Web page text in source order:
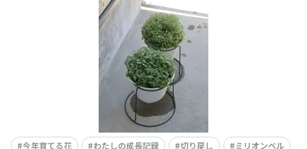
今年育てる花 わたしの成長記録 切り戻し
ミリオンベル